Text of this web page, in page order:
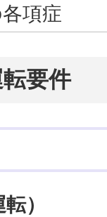
項症
要件
）